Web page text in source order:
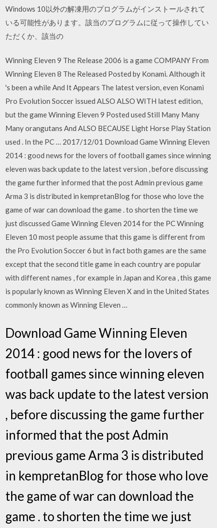
Windows 10以外の解凍用のプログラムがインストールされて
いる可能性があります。該当のプログラムに従って操作してい
ただくか、該当の
Winning Eleven 9 The Release 2006 is a game COMPANY From
Winning Eleven 8 The Released Posted by Konami. Although it
's been a while And It Appears The latest version, even Konami
Pro Evolution Soccer issued ALSO ALSO WITH latest edition,
but the game Winning Eleven 9 Posted used Still Many Many
Many orangutans And ALSO BECAUSE Light Horse Play Station
used . In the PC … 2017/12/01 Download Game Winning Eleven
2014 : good news for the lovers of football games since winning
eleven was back update to the latest version , before discussing
the game further informed that the post Admin previous game
Arma 3 is distributed in kempretanBlog for those who love the
game of war can download the game . to shorten the time we
just discussed Game Winning Eleven 2014 for the PC Winning
Eleven 10 most people assume that this game is different from
the Pro Evolution Soccer 6 but in fact both games are the same
except that the second title game in each country are popular
with different names , for example in Japan and Korea , this game
is popularly known as Winning Eleven X and in the United States
commonly known as Winning Eleven …
Download Game Winning Eleven
2014 : good news for the lovers of
football games since winning eleven
was back update to the latest version
, before discussing the game further
informed that the post Admin
previous game Arma 3 is distributed
in kempretanBlog for those who love
the game of war can download the
game . to shorten the time we just